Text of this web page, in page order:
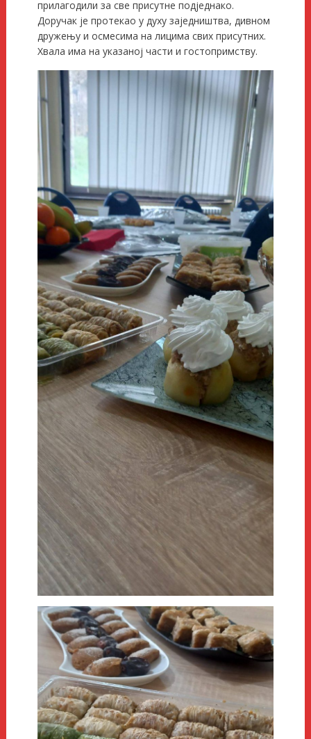
прилагодили за све присутне подједнако.
Доручак је протекао у духу заједништва, дивном
дружењу и осмесима на лицима свих присутних.
Хвала има на указаној части и гостопримству.